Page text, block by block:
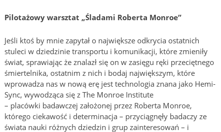
Pilotażowy warsztat „Śladami Roberta Monroe”
Jeśli ktoś by mnie zapytał o największe odkrycia ostatnich
stuleci w dziedzinie transportu i komunikacji, które zmieniły
świat, sprawiając że znalazł się on w zasięgu ręki przeciętnego
śmiertelnika, ostatnim z nich i bodaj największym, które
wprowadza nas w nową erę jest technologia znana jako Hemi-
Sync, wywodząca się z The Monroe Institute
– placówki badawczej założonej przez Roberta Monroe,
którego ciekawość i determinacja – przyciągnęły badaczy ze
świata nauki różnych dziedzin i grup zainteresowań – i